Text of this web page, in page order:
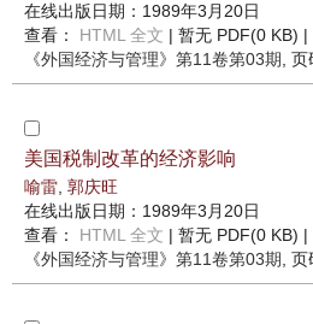
在线出版日期：1989年3月20日
查看： HTML 全文 | 暂无 PDF(0 KB) |
《外国经济与管理》 第11卷第03期 ,
美国税制改革的经济影响
喻雷 郭庆旺
在线出版日期：1989年3月20日
查看： HTML 全文 | 暂无 PDF(0 KB) |
《外国经济与管理》 第11卷第03期 ,